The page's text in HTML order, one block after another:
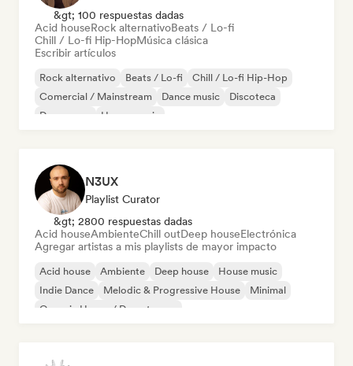
&gt; 100 respuestas dadas
Acid houseRock alternativoBeats / Lo-fi
Chill / Lo-fi Hip-HopMúsica clásica
Escribir artículos
Rock alternativo Beats / Lo-fi
Chill / Lo-fi Hip-Hop
Comercial / Mainstream
Dance music
Discoteca
Dream pop
House music
N3UX
Playlist Curator
&gt; 2800 respuestas dadas
Acid houseAmbienteChill outDeep houseElectrónica
Agregar artistas a mis playlists de mayor impacto
Acid house Ambiente Deep house
House music
Indie Dance
Melodic & Progressive House
Minimal
Organic House / Downtempo